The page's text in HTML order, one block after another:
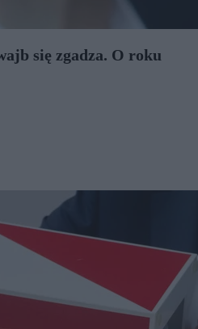
się zgadza. O roku